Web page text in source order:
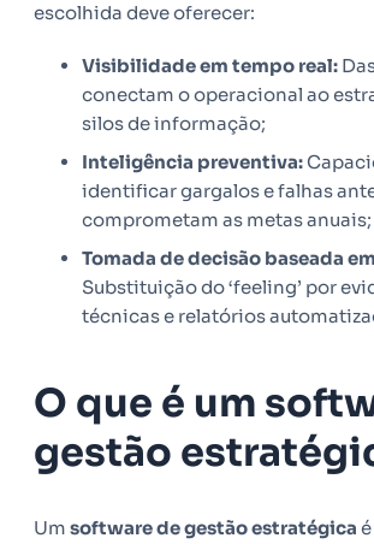
escolhida deve oferecer:
Visibilidade em tempo real:
conectam o operacional ao
silos de informação;
Inteligência preventiva:
identificar gargalos e falhas
comprometam as metas anuais;
Tomada de decisão baseada
Substituição do ‘feeling’ por
técnicas e relatórios
O que é um
gestão
Um software de gestão estratégica